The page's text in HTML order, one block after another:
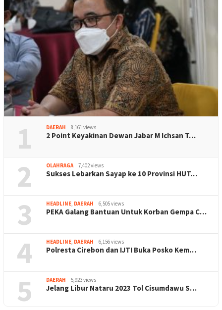
1 DAERAH 8,161 views
2 Point Keyakinan Dewan Jabar M Ichsan T…
2 OLAHRAGA 7,402 views
Sukses Lebarkan Sayap ke 10 Provinsi HUT…
3 HEADLINE, DAERAH 6,505 views
PEKA Galang Bantuan Untuk Korban Gempa C…
4 HEADLINE, DAERAH 6,156 views
Polresta Cirebon dan IJTI Buka Posko Kem…
5 DAERAH 5,923 views
Jelang Libur Nataru 2023 Tol Cisumdawu S…